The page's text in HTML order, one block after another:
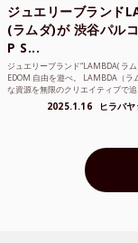
ジュエリーブランド
(ラムダ)が 渋谷パル
P S...
ジュエリーブランド“LAMBDA( ラム
EDOM 自由を遊べ。 LAMBDA（ラ
な資源を無限のクリエイティブで追
2025.1.16 ヒラバ